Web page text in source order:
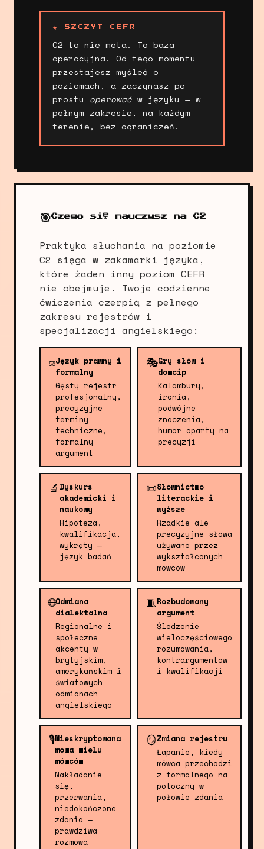
★ SZCZYT CEFR
C2 to nie meta. To baza
operacyjna. Od tego momentu
przestajesz myśleć o
poziomach, a zaczynasz po
prostu operować w języku — w
pełnym zakresie, na każdym
terenie, bez ograniczeń.
🎯Czego się nauczysz na C2
Praktyka słuchania na poziomie
C2 sięga w zakamarki języka,
które żaden inny poziom CEFR
nie obejmuje. Twoje codzienne
ćwiczenia czerpią z pełnego
zakresu rejestrów i
specjalizacji angielskiego:
⚖️Język prawny i
formalny
Gęsty rejestr
profesjonalny,
precyzyjne
terminy
techniczne,
formalny
argument
🎭Gry słów i
dowcip
Kalambury,
ironia,
podwójne
znaczenia,
humor oparty na
precyzji
🔬 Dyskurs
akademicki i
naukowy
Hipoteza,
kwalifikacja,
wykręty —
język badań
📜Słownictwo
literackie i
wyższe
Rzadkie ale
precyzyjne słowa
używane przez
wykształconych
mówców
🌐Odmiana
dialektalna
Regionalne i
społeczne
akcenty w
brytyjskim,
amerykańskim i
światowych
odmianach
angielskiego
🧵Rozbudowany
argument
Śledzenie
wieloczęściowego
rozumowania,
kontrargumentów
i kwalifikacji
🎙️Nieskryptowana
mowa wielu
mówców
Nakładanie
się,
przerwania,
niedokończone
zdania —
prawdziwa
rozmowa
🪞Zmiana rejestru
Łapanie, kiedy
mówca przechodzi
z formalnego na
potoczny w
połowie zdania